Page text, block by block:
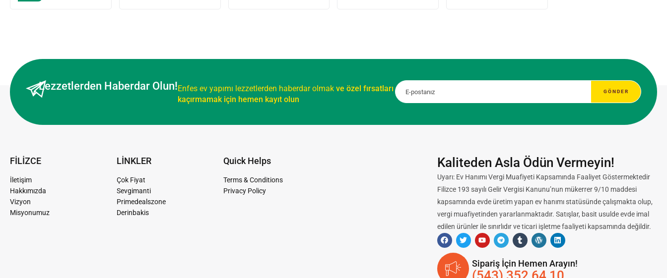
Lezzetlerden Haberdar Olun!Enfes ev yapımı lezzetlerden haberdar olmakve özel fırsatları
kaçırmamak için hemen kayıt olun
FİLİZCE
İletişim
Hakkımızda
Vizyon
Misyonumuz
LİNKLER
Çok Fiyat
Sevgimanti
Primedealszone
Derinbakis
Quick Helps
Terms & Conditions
Privacy Policy
Kaliteden Asla Ödün Vermeyin!
Uyarı: Ev Hanımı Vergi Muafiyeti Kapsamında Faaliyet Göstermektedir
Filizce 193 sayılı Gelir Vergisi Kanunu’nun mükerrer 9/10 maddesi
kapsamında evde üretim yapan ev hanımı statüsünde çalışmakta olup,
vergi muafiyetinden yararlanmaktadır. Satışlar, basit usulde evde imal
edilen ürünler ile sınırlıdır ve ticari işletme faaliyeti kapsamında değildir.
Sipariş İçin Hemen Arayın!